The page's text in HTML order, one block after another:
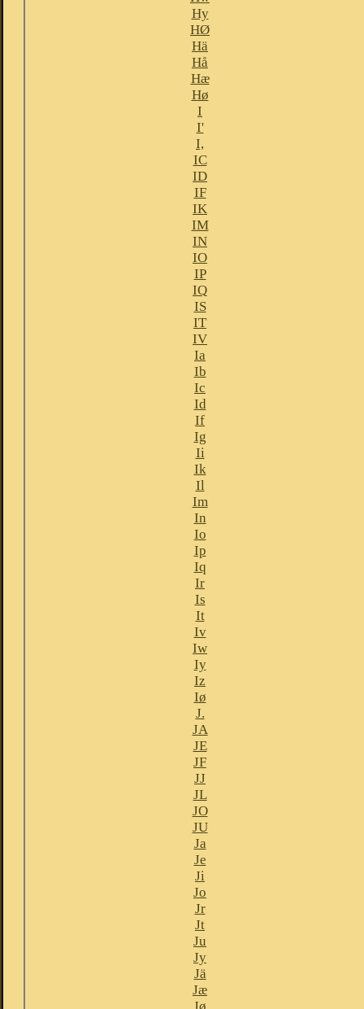
Hy
HØ
Hä
Hå
Hæ
Hø
I
I'
I,
IC
ID
IF
IK
IM
IN
IO
IP
IQ
IS
IT
IV
Ia
Ib
Ic
Id
If
Ig
Ii
Ik
Il
Im
In
Io
Ip
Iq
Ir
Is
It
Iv
Iw
Iy
Iz
Iø
J.
JA
JE
JF
JJ
JL
JO
JU
Ja
Je
Ji
Jo
Jr
Jt
Ju
Jy
Jä
Jæ